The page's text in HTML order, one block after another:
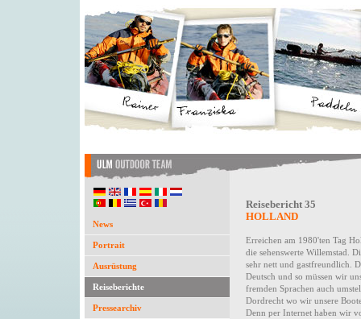
News
Portrait
Ausrüstung
Reiseberichte
Pressearchiv
Reisebericht 35
HOLLAND
Erreichen am 1980'ten Tag
die sehenswerte Willemstad.
sehr nett und gastfreundlich.
Deutsch und so müssen wir
fremden Sprachen auch
Dordrecht wo wir unsere
Denn per Internet haben wir